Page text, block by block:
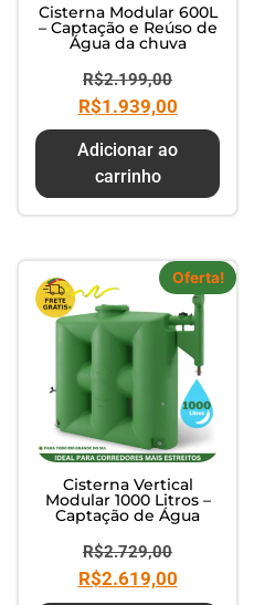
Cisterna Modular 600L
– Captação e Reúso de
Água da chuva
R$2.199,00
R$1.939,00
Adicionar ao
carrinho
Oferta!
Cisterna Vertical
Modular 1000 Litros –
Captação de Água
R$2.729,00
R$2.619,00